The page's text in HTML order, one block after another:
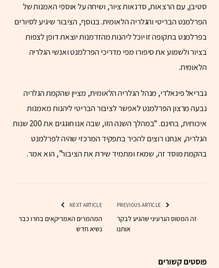
סטיבן, עם הרצאות, סדנאות ציור, ושיחה על אוספי האמנות של
הפרלמנט הבריטי והגלריה הלאומית. בנוסף, הציבור שיגיע לסיורים
בפרלמנט בתקופה זו יוכל ליהנות מהזדמנות יוצאת דופן לצפות
בציור ולשמוע את סיפורו מפי מדריכי הפרלמנט ואנשי הגלריה
הלאומית.
גבריאל פינאלדי, מנהל הגלריה הלאומית, מציין שהקמת הגלריה
נבעה מרצון הפרלמנט לאפשר לציבור הבריטי ליהנות מאמנות
איכותית, בחינם. “במהלך השנה הזו, שבה אנו חוגגים את 200 שנות
הגלריה, אנחנו רוצים להכיר בתפקיד המרכזי שהיה לפרלמנט
בהקמת מוסד זה, שמאז ומתמיד שירת את הציבור”, הוא אמר.
זה המטוס הגרעיני שהגיע לבקר
אותנו
NEXT ARTICLE
המהמרים האמריקאים בחרו כבר
נשיא חדש
פוסטים קשורים